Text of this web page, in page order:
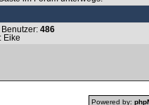
| Benutzer: 486
Eike
Powered by: